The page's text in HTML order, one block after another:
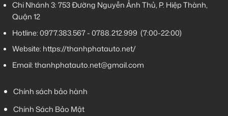
Chi Nhánh 3:753 Đường Nguyễn Ảnh Thủ, P. Hiệp Thành,
Quận 12
Hotline:0977.383.567-0788.212.999 (7:00-22:00)
Website: https://thanhphatauto.net/
Email:thanhphatauto.net@gmail.com
Chính sách bảo hành
Chính Sách Bảo Mật